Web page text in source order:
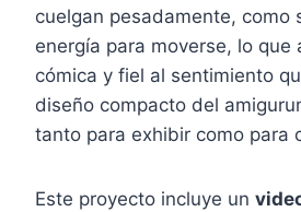
cuelgan pesadamente, como
energía para moverse, lo que
cómica y fiel al sentimiento
diseño compacto del
tanto para exhibir como para
Este proyecto incluye un